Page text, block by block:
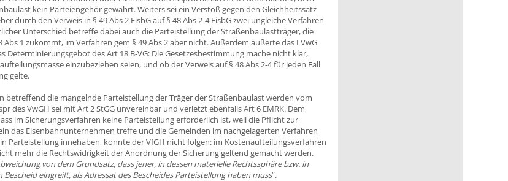
kein Parteiengehör gewährt. Weiters sei ein Verstoß gegen den Gleichheitssatz
durch den Verweis in § 49 Abs 2 EisbG auf § 48 Abs 2-4 EisbG zwei ungleiche Verfahren
Unterschied betreffe dabei auch die Parteistellung der Straßenbaulastträger, die
Abs 1 zukommt, im Verfahren gem § 49 Abs 2 aber nicht. Außerdem äußerte das LVwG
Determinierungsgebot des Art 18 B-VG: Die Gesetzesbestimmung mache nicht klar,
einzubeziehen seien, und ob der Verweis auf § 48 Abs 2-4 für jeden Fall
gelte.
betreffend die mangelnde Parteistellung der Träger der Straßenbaulast werden vom
des VwGH sei mit Art 2 StGG unvereinbar und verletzt ebenfalls Art 6 EMRK. Dem
im Sicherungsverfahren keine Parteistellung erforderlich ist, weil die Pflicht zur
das Eisenbahnunternehmen treffe und die Gemeinden im nachgelagerten Verfahren
Parteistellung innehaben, konnte der VfGH nicht folgen: im Kostenaufteilungsverfahren
mehr die Rechtswidrigkeit der Anordnung der Sicherung geltend gemacht werden.
von dem Grundsatz, dass jener, in dessen materielle Rechtssphäre bzw. in
Bescheid eingreift, als Adressat des Bescheides Parteistellung haben muss“.